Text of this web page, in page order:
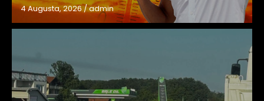
4 Augusta, 2026/admin